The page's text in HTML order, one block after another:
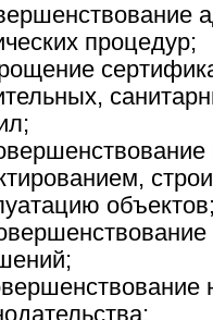
процедур;
объектов;